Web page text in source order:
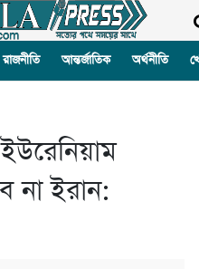
রাজনীতি আন্তর্জাতিক অর্থনীতি
না ইরান: